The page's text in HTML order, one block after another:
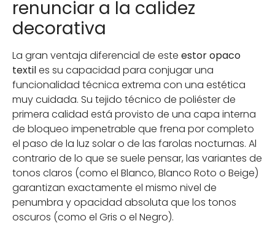
renunciar a la calidez
decorativa
La gran ventaja diferencial de este estor opaco
textiles su capacidad para conjugar una
funcionalidad técnica extrema con una estética
muy cuidada. Su tejido técnico de poliéster de
primera calidad está provisto de una capa interna
de bloqueo impenetrable que frena por completo
el paso de la luz solar o de las farolas nocturnas. Al
contrario de lo que se suele pensar, las variantes de
tonos claros (como el Blanco, Blanco Roto o Beige)
garantizan exactamente el mismo nivel de
penumbra y opacidad absoluta que los tonos
oscuros (como el Gris o el Negro).